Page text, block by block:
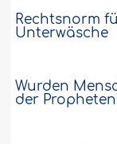
Rechtsnorm
Unterwäsche
Wurden
der